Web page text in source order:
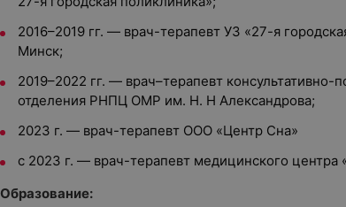
2016–2019 гг. — врач-терапевт УЗ «27-я
Минск;
2019–2022 гг. — врач–терапевт консультативно-
отделения РНПЦ ОМР им. Н. Н Александрова;
2023 г. — врач-терапевт ООО «Центр Сна»
с 2023 г. — врач-терапевт медицинского центра
Образование: